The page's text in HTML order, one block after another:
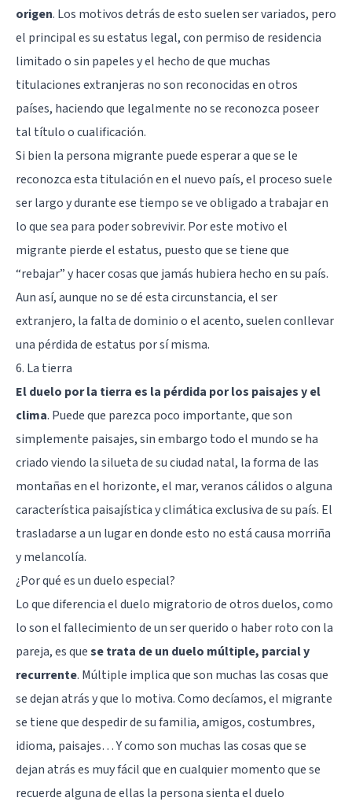
origen. Los motivos detrás de esto suelen ser variados, pero
el principal es su estatus legal, con permiso de residencia
limitado o sin papeles y el hecho de que muchas
titulaciones extranjeras no son reconocidas en otros
países, haciendo que legalmente no se reconozca poseer
tal título o cualificación.
Si bien la persona migrante puede esperar a que se le
reconozca esta titulación en el nuevo país, el proceso suele
ser largo y durante ese tiempo se ve obligado a trabajar en
lo que sea para poder sobrevivir. Por este motivo el
migrante pierde el estatus, puesto que se tiene que
“rebajar” y hacer cosas que jamás hubiera hecho en su país.
Aun así, aunque no se dé esta circunstancia, el ser
extranjero, la falta de dominio o el acento, suelen conllevar
una pérdida de estatus por sí misma.
6. La tierra
El duelo por la tierra es la pérdida por los paisajes y el
clima. Puede que parezca poco importante, que son
simplemente paisajes, sin embargo todo el mundo se ha
criado viendo la silueta de su ciudad natal, la forma de las
montañas en el horizonte, el mar, veranos cálidos o alguna
característica paisajística y climática exclusiva de su país. El
trasladarse a un lugar en donde esto no está causa morriña
y melancolía.
¿Por qué es un duelo especial?
Lo que diferencia el duelo migratorio de otros duelos, como
lo son el fallecimiento de un ser querido o haber roto con la
pareja, es quese trata de un duelo múltiple, parcial y
recurrente. Múltiple implica que son muchas las cosas que
se dejan atrás y que lo motiva. Como decíamos, el migrante
se tiene que despedir de su familia, amigos, costumbres,
idioma, paisajes… Y como son muchas las cosas que se
dejan atrás es muy fácil que en cualquier momento que se
recuerde alguna de ellas la persona sienta el duelo